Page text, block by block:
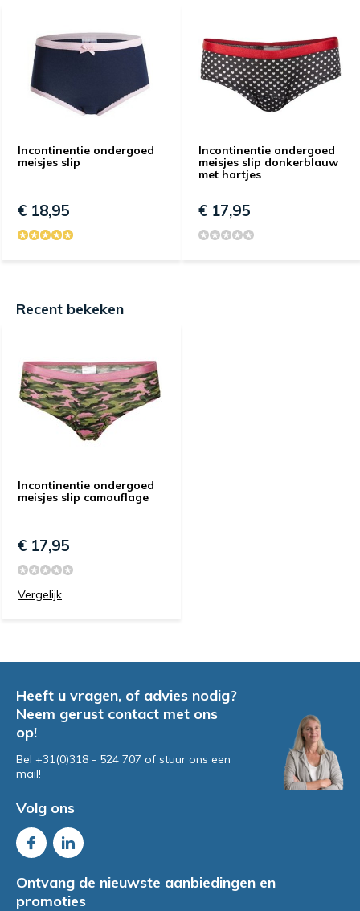
Incontinentie ondergoed
meisjes slip
€ 18,95
Incontinentie ondergoed
meisjes slip donkerblauw
met hartjes
€ 17,95
Recent bekeken
Incontinentie ondergoed
meisjes slip camouflage
€ 17,95
Vergelijk
Heeft u vragen, of advies nodig?
Neem gerust contact met ons
op!
Bel +31(0)318 - 524 707 of stuur ons een
mail!
Volg ons
Ontvang de nieuwste aanbiedingen en
promoties